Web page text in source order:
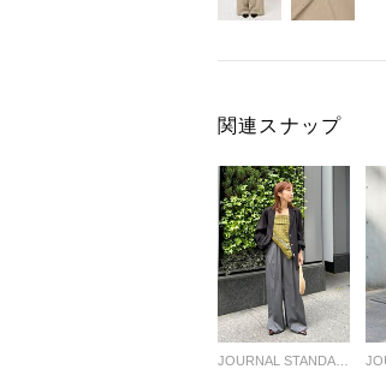
関連スナップ